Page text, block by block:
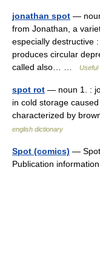
jonathan spot —
from Jonathan, a
especially destructive
produces circular
called also… …
Useful
spot rot — noun 1. :
in cold storage
characterized by
english dictionary
Spot (comics) — Spot
Publication